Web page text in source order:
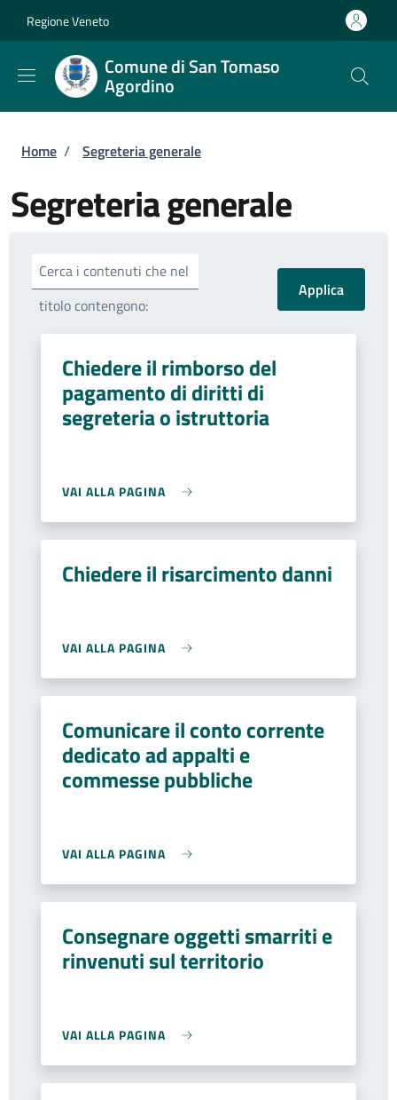
Regione Veneto
Comune di San Tomaso
Agordino
Briciole di pane
Home / Segreteria generale
Segreteria generale
Cerca i contenuti che nel
titolo contengono:
Chiedere il rimborso del
pagamento di diritti di
segreteria o istruttoria
VAI ALLA PAGINA
Chiedere il risarcimento danni
VAI ALLA PAGINA
Comunicare il conto corrente
dedicato ad appalti e
commesse pubbliche
VAI ALLA PAGINA
Consegnare oggetti smarriti e
rinvenuti sul territorio
VAI ALLA PAGINA